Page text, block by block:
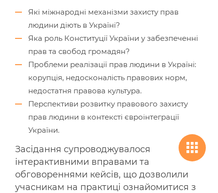
Які міжнародні механізми захисту прав
людини діють в Україні?
Яка роль Конституції України у забезпеченні
прав та свобод громадян?
Проблеми реалізації прав людини в Україні:
корупція, недосконалість правових норм,
недостатня правова культура.
Перспективи розвитку правового захисту
прав людини в контексті євроінтеграції
України.
Засідання супроводжувалося
інтерактивними вправами та
обговореннями кейсів, що дозволили
учасникам на практиці ознайомитися з